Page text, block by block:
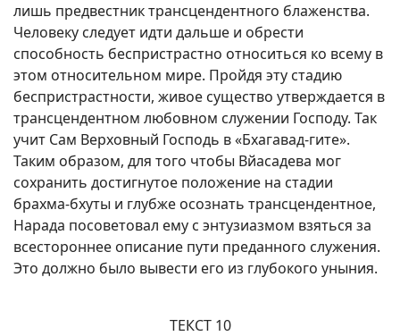
лишь предвестник трансцендентного блаженства.
Человеку следует идти дальше и обрести
способность беспристрастно относиться ко всему в
этом относительном мире. Пройдя эту стадию
беспристрастности, живое существо утверждается в
трансцендентном любовном служении Господу. Так
учит Сам Верховный Господь в «Бхагавад-гите».
Таким образом, для того чтобы Вйасадева мог
сохранить достигнутое положение на стадии
брахма-бхуты и глубже осознать трансцендентное,
Нарада посоветовал ему с энтузиазмом взяться за
всестороннее описание пути преданного служения.
Это должно было вывести его из глубокого уныния.
ТЕКСТ 10